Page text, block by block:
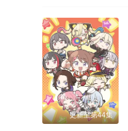
更新至第44集